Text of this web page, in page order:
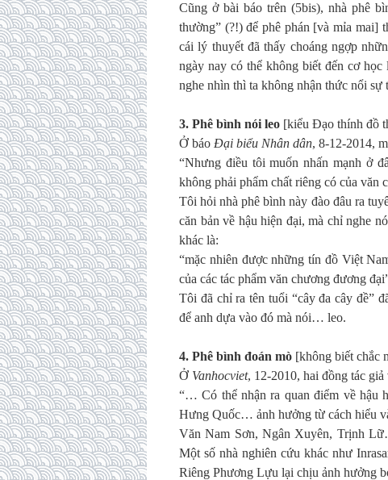
Cũng ở bài báo trên (5bis), nhà phê
thường” (?!) để phê phán [và mỉa mai]
cái lý thuyết đã thấy choáng ngợp
ngày nay có thể không biết đến cơ
nghe nhìn thì ta không nhận thức nổi
3. Phê bình nói leo [kiểu Đạo thính đồ
Ở báo Đại biểu Nhân dân, 8-12-2014,
“Nhưng điều tôi muốn nhấn mạnh ở
không phải phẩm chất riêng có của văn
Tôi hỏi nhà phê bình này đào đâu ra
căn bản về hậu hiện đại, mà chỉ nghe
khác là:
“mặc nhiên được những tín đồ Việt
của các tác phẩm văn chương đương
Tôi đã chỉ ra tên tuổi “cây đa cây đề”
để anh dựa vào đó mà nói… leo.
4. Phê bình đoán mò [không biết chắc
Ở Vanhocviet, 12-2010, hai đồng tác giả
“… Có thể nhận ra quan điểm về hậu
Hưng Quốc… ảnh hưởng từ cách hiểu
Văn Nam Sơn, Ngân Xuyên, Trịnh
Một số nhà nghiên cứu khác như
Riêng Phương Lựu lại chịu ảnh hưởng